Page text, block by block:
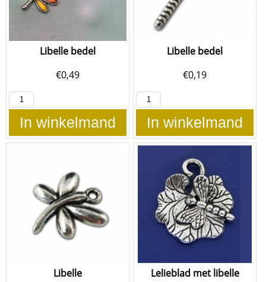
Libelle bedel
€0,49
In winkelmand
Libelle bedel
€0,19
In winkelmand
Libelle
Lelieblad met libelle